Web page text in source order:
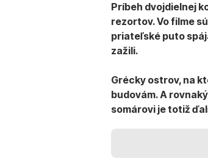
Príbeh dvojdielnej
rezortov. Vo filme
priateľské puto
zažili.
Grécky ostrov, na
budovám. A
somárovi je totiž